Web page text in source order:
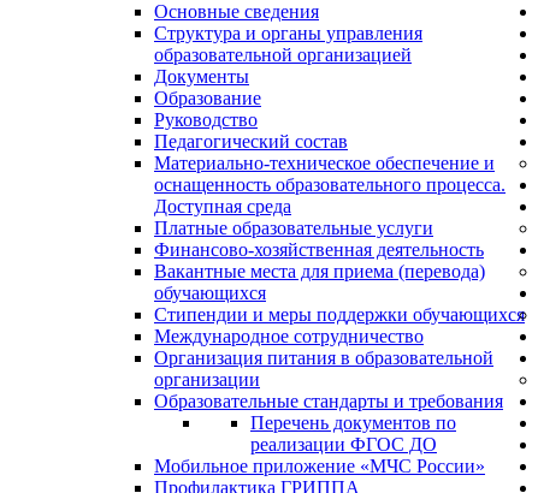
Основные сведения
Структура и органы управления
образовательной организацией
Документы
Образование
Руководство
Педагогический состав
Материально-техническое обеспечение и
оснащенность образовательного процесса.
Доступная среда
Платные образовательные услуги
Финансово-хозяйственная деятельность
Вакантные места для приема (перевода)
обучающихся
Стипендии и меры поддержки обучающихся
Международное сотрудничество
Организация питания в образовательной
организации
Образовательные стандарты и требования
Перечень документов по
реализации ФГОС ДО
Мобильное приложение «МЧС России»
Профилактика ГРИППА